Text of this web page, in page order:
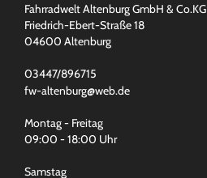
Fahrradwelt Altenburg GmbH & Co.KG
Friedrich-Ebert-Straße 18
04600 Altenburg
03447/896715
fw-altenburg@web.de
Montag - Freitag
09:00 - 18:00 Uhr
Samstag